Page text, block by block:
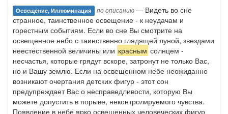
Освещение, Иллюминация по описанию— Видеть во сне
странное, таинственное освещение - к неудачам и
горестным событиям. Если во сне Вы смотрите на
освещенное небо с таинственно глядящей луной, звездами
неестественной величины или красным солнцем -
несчастья, которые грядут вскоре, затронут не только Вас,
но и Вашу землю. Если на освещенном небе неожиданно
возникают очертания детских фигур - этот сон
предупреждает Вас о несправедливости, которую Вы
можете допустить в порыве, неконтролируемого чувства.
Появление в небе ярко освещенных человеческих фигур